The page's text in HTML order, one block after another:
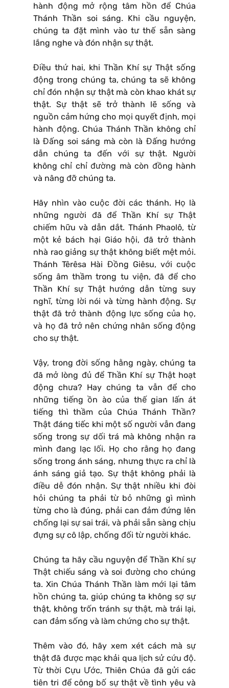
hành động mở rộng tâm hồn để Chúa
Thánh Thần soi sáng. Khi cầu nguyện,
chúng ta đặt mình vào tư thế sẵn sàng
lắng nghe và đón nhận sự thật.
Điều thứ hai, khi Thần Khí sự Thật sống
động trong chúng ta, chúng ta sẽ không
chỉ đón nhận sự thật mà còn khao khát sự
thật. Sự thật sẽ trở thành lẽ sống và
nguồn cảm hứng cho mọi quyết định, mọi
hành động. Chúa Thánh Thần không chỉ
là Đấng soi sáng mà còn là Đấng hướng
dẫn chúng ta đến với sự thật. Người
không chỉ chỉ đường mà còn đồng hành
và nâng đỡ chúng ta.
Hãy nhìn vào cuộc đời các thánh. Họ là
những người đã để Thần Khí sự Thật
chiếm hữu và dẫn dắt. Thánh Phaolô, từ
một kẻ bách hại Giáo hội, đã trở thành
nhà rao giảng sự thật không biết mệt mỏi.
Thánh Têrêsa Hài Đồng Giêsu, với cuộc
sống âm thầm trong tu viện, đã để cho
Thần Khí sự Thật hướng dẫn từng suy
nghĩ, từng lời nói và từng hành động. Sự
thật đã trở thành động lực sống của họ,
và họ đã trở nên chứng nhân sống động
cho sự thật.
Vậy, trong đời sống hằng ngày, chúng ta
đã mở lòng đủ để Thần Khí sự Thật hoạt
động chưa? Hay chúng ta vẫn để cho
những tiếng ồn ào của thế gian lấn át
tiếng thì thầm của Chúa Thánh Thần?
Thật đáng tiếc khi một số người vẫn đang
sống trong sự dối trá mà không nhận ra
mình đang lạc lối. Họ cho rằng họ đang
sống trong ánh sáng, nhưng thực ra chỉ là
ánh sáng giả tạo. Sự thật không phải là
điều dễ đón nhận. Sự thật nhiều khi đòi
hỏi chúng ta phải từ bỏ những gì mình
từng cho là đúng, phải can đảm đứng lên
chống lại sự sai trái, và phải sẵn sàng chịu
đựng sự cô lập, chống đối từ người khác.
Chúng ta hãy cầu nguyện để Thần Khí sự
Thật chiếu sáng và soi đường cho chúng
ta. Xin Chúa Thánh Thần làm mới lại tâm
hồn chúng ta, giúp chúng ta không sợ sự
thật, không trốn tránh sự thật, mà trái lại,
can đảm sống và làm chứng cho sự thật.
Thêm vào đó, hãy xem xét cách mà sự
thật đã được mạc khải qua lịch sử cứu độ.
Từ thời Cựu Ước, Thiên Chúa đã gửi các
tiên tri để công bố sự thật về tình yêu và